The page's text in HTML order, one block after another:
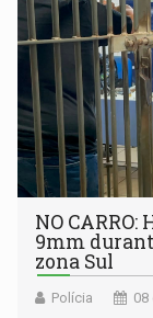
NO
9mm
zona Sul
Polícia 08